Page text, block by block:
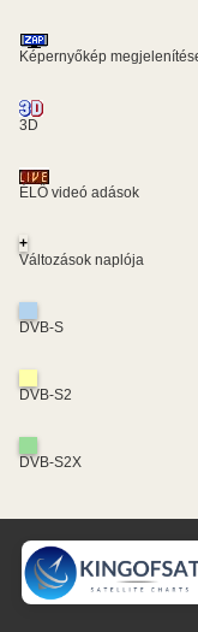
Képernyőkép
3D
ÉLŐ videó adások
+
Változások naplója
DVB-S
DVB-S2
DVB-S2X